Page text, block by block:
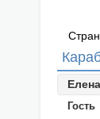
Гость